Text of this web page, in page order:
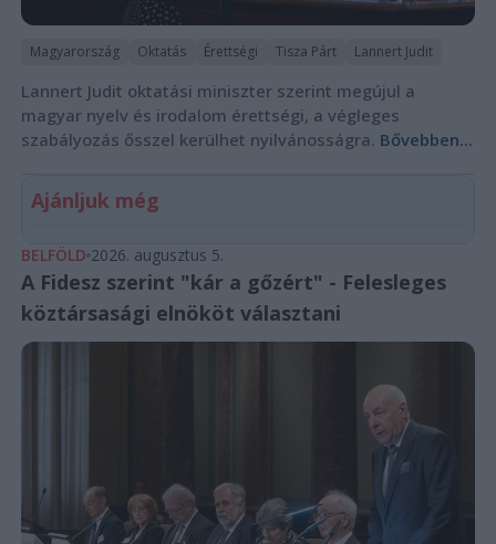
Magyarország Oktatás Érettségi Tisza Párt Lannert Judit
Lannert Judit oktatási miniszter szerint megújul a
magyar nyelv és irodalom érettségi, a végleges
szabályozás ősszel kerülhet nyilvánosságra. Bővebben...
Ajánljuk még
BELFÖLD 2026. augusztus 5.
A Fidesz szerint "kár a gőzért" - Felesleges
köztársasági elnököt választani